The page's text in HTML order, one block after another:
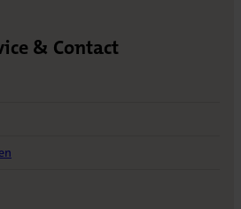
& Contact